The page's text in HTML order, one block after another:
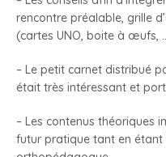
rencontre préalable, grille
(cartes UNO, boite à œufs,
– Le petit carnet distribué
était très intéressant et
– Les contenus théoriques
futur pratique tant en étant